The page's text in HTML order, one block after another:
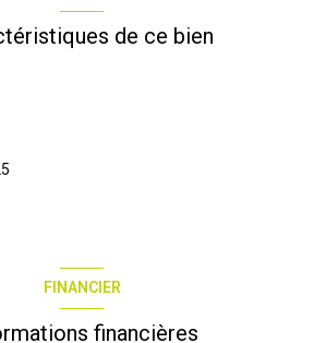
de ce bien
FINANCIER
financières